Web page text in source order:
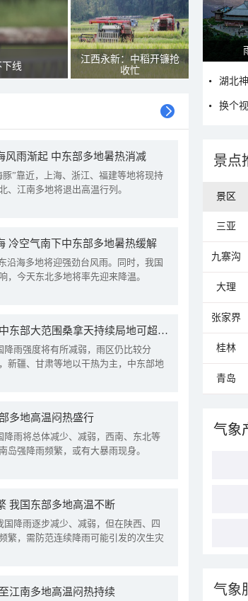
下线
江西永新：中稻开镰抢
收忙
风雨渐起 中东部多地暑热消减
”靠近，上海、浙江、福建等地将现持
、江南多地将退出高温行列。
冷空气南下中东部多地暑热缓解
沿海多地将迎强劲台风雨。同时，我国
，今天东北多地将率先迎来降温。
我国降雨强度进一步减弱 中东部大范围桑拿天持续局地可超38℃
雨强度将有所减弱，雨区仍比较分
新疆、甘肃等地以干热为主，中东部地
多地高温闷热盛行
雨将总体减少、减弱，西南、东北等
岛强降雨频繁，或有大暴雨现身。
我国东部多地高温不断
降雨逐步减少、减弱，但在陕西、四
繁，需防范连续降雨可能引发的次生灾
江南多地高温闷热持续
秋
湖北
换个
景点
景区
三亚
九寨沟
大理
张家界
桂林
青岛
气象
气象